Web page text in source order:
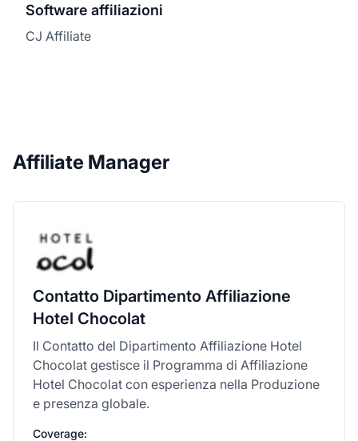
Software affiliazioni
CJ Affiliate
Affiliate Manager
Contatto Dipartimento Affiliazione
Hotel Chocolat
Il Contatto del Dipartimento Affiliazione Hotel
Chocolat gestisce il Programma di Affiliazione
Hotel Chocolat con esperienza nella Produzione
e presenza globale.
Coverage: